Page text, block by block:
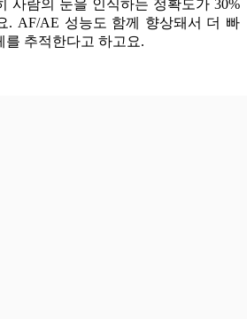
사람의 눈을 인식하는 정확도가 30%
. AF/AE 성능도 함께 향상돼서 더 빠
를 추적한다고 하고요.